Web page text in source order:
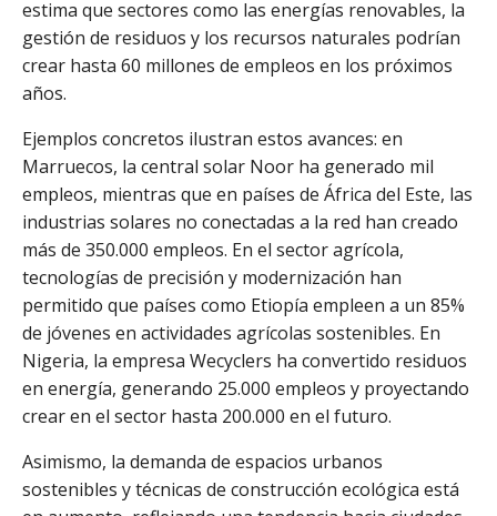
estima que sectores como las energías renovables, la
gestión de residuos y los recursos naturales podrían
crear hasta 60 millones de empleos en los próximos
años.
Ejemplos concretos ilustran estos avances: en
Marruecos, la central solar Noor ha generado mil
empleos, mientras que en países de África del Este, las
industrias solares no conectadas a la red han creado
más de 350.000 empleos. En el sector agrícola,
tecnologías de precisión y modernización han
permitido que países como Etiopía empleen a un 85%
de jóvenes en actividades agrícolas sostenibles. En
Nigeria, la empresa Wecyclers ha convertido residuos
en energía, generando 25.000 empleos y proyectando
crear en el sector hasta 200.000 en el futuro.
Asimismo, la demanda de espacios urbanos
sostenibles y técnicas de construcción ecológica está